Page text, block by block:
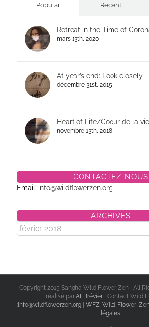
Popular Recent
Retreat in the Time of
mars 13th, 2020
At year’s end: Look closely
décembre 31st, 2015
Heart of Life/Coeur de la
novembre 13th, 2018
CONTACTEZ-NOUS
Email: info@wildflowerzen.org
ARCHIVES
Archives
Copyright 2015 Sangha Wild Flower Zen | All
réalisé par ALBrévier
| Contact Wild
:info@wildflowerzen.org| WFZ-Wild-Flower-
légales